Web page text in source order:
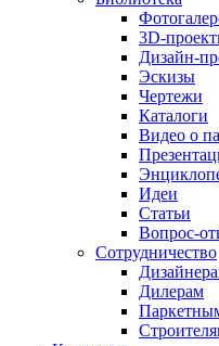
3D-
Дизайн-
Эскизы
Чертежи
Каталоги
Видео о
Идеи
Статьи
Вопрос-
Сотрудничество
Дилерам